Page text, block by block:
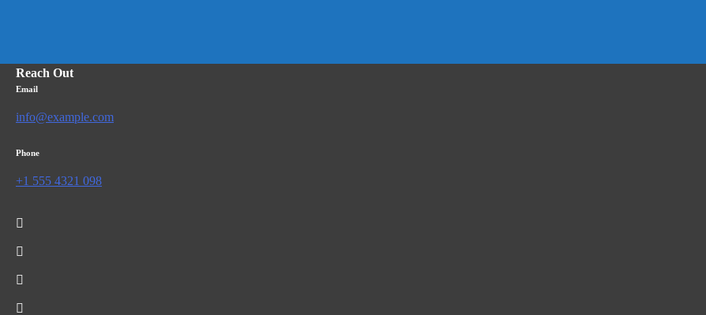
Reach Out
Email
info@example.com
Phone
+1 555 4321 098